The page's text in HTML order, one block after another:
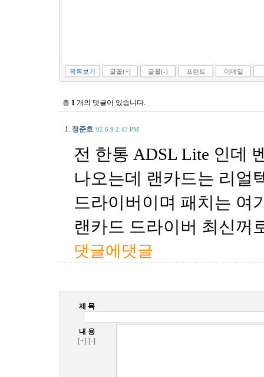
목록보기 글꼴(+) 글꼴(-) 프린트 이메일
총 1 개의 댓글이 있습니다.
1. 정준호 '02.6.9 2:43 PM
전 한통 ADSL Lite 인데
나오는데 랜카드는 리얼
드라이버이며 패치는 여
랜카드 드라이버 최신꺼
댓글에댓글
제 목
내 용
[+] [-]